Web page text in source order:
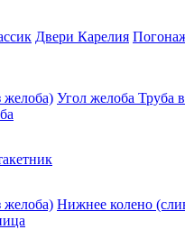
Двери Карелия
желоба) Угол желоба Труба
желоба) Нижнее колено